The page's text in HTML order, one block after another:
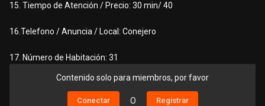
15. Tiempo de Atención / Precio: 30 min/ 40
16.Telefono / Anuncia / Local: Conejero
17. Número de Habitación: 31
Contenido solo para miembros, por favor
Conectar O Registrar